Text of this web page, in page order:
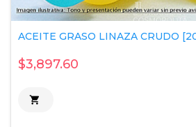
ACEITE GRASO LINAZA CRUDO
$3,897.60
